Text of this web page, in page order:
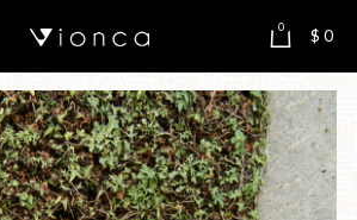
0 $ 0